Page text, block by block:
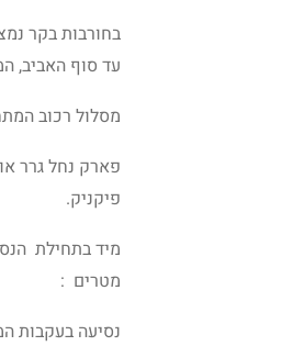
בחורבות בקר
עד סוף האביב,
מסלול רכוב
פארק נחל גרר
פיקניק.
מיד בתחילת
מטרים :
נסיעה בעקבות